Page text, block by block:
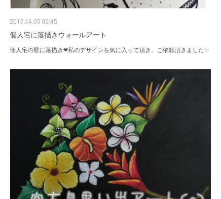
2019.04.05 02:45
個人宅に落描きウォールアート
個人宅の壁に落描き❤私のデザインを気に入って頂き、ご依頼頂きました✨